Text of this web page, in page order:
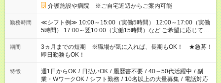
介護施設や病院 ※ご自宅近辺からご案内可能
勤務時間
≪シフト例≫ 10:00～15:00（実働5時間） 12:00～17:00（実働
5時間） 17:00～翌10:00（実働15時間）など ご希望に応じて、
働く時間は調整できます！ お気軽に担当へ相談ください！
期間
3ヵ月までの短期 ※職場が気に入れば、長期もOK！ ★急募！
即日勤務もOK！
特徴 週1日からOK / 日払いOK / 履歴書不要 / 40～50代活躍中 / 副
業・WワークOK / シフト勤務 / 10名以上の大量募集 / 電話対応